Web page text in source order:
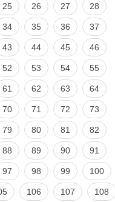
25 26 27 28
34 35 36 37
43 44 45 46
52 53 54 55
61 62 63 64
70 71 72 73
79 80 81 82
88 89 90 91
97 98 99 100
106 107 108